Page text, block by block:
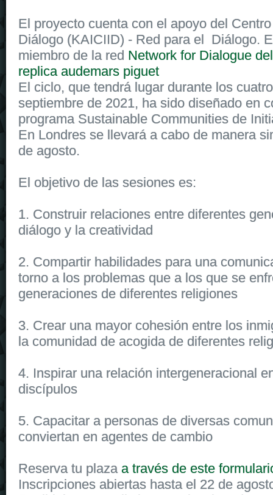
El proyecto cuenta con el apoyo del
Diálogo (KAICIID) - Red para el Diálogo.
miembro de la red Network for Dialogue
replica audemars piguet
El ciclo, que tendrá lugar durante los
septiembre de 2021, ha sido diseñado en
programa Sustainable Communities de
En Londres se llevará a cabo de manera
de agosto.
El objetivo de las sesiones es:
1. Construir relaciones entre diferentes
diálogo y la creatividad
2. Compartir habilidades para una
torno a los problemas que a los que se
generaciones de diferentes religiones
3. Crear una mayor cohesión entre los
la comunidad de acogida de diferentes
4. Inspirar una relación intergeneracional
discípulos
5. Capacitar a personas de diversas
conviertan en agentes de cambio
Reserva tu plaza a través de este
Inscripciones abiertas hasta el 22 de